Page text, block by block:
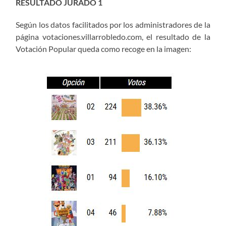
RESULTADO JURADO 1
Según los datos facilitados por los administradores de la
página votaciones.villarrobledo.com, el resultado de la
Votación Popular queda como recoge en la imagen: